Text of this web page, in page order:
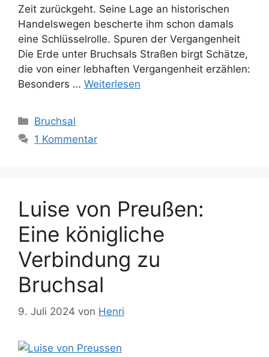
Zeit zurückgeht. Seine Lage an historischen
Handelswegen bescherte ihm schon damals
eine Schlüsselrolle. Spuren der Vergangenheit
Die Erde unter Bruchsals Straßen birgt Schätze,
die von einer lebhaften Vergangenheit erzählen:
Besonders … Weiterlesen
Kategorien
Bruchsal
1 Kommentar
Luise von Preußen:
Eine königliche
Verbindung zu
Bruchsal
9. Juli 2024 von Henri